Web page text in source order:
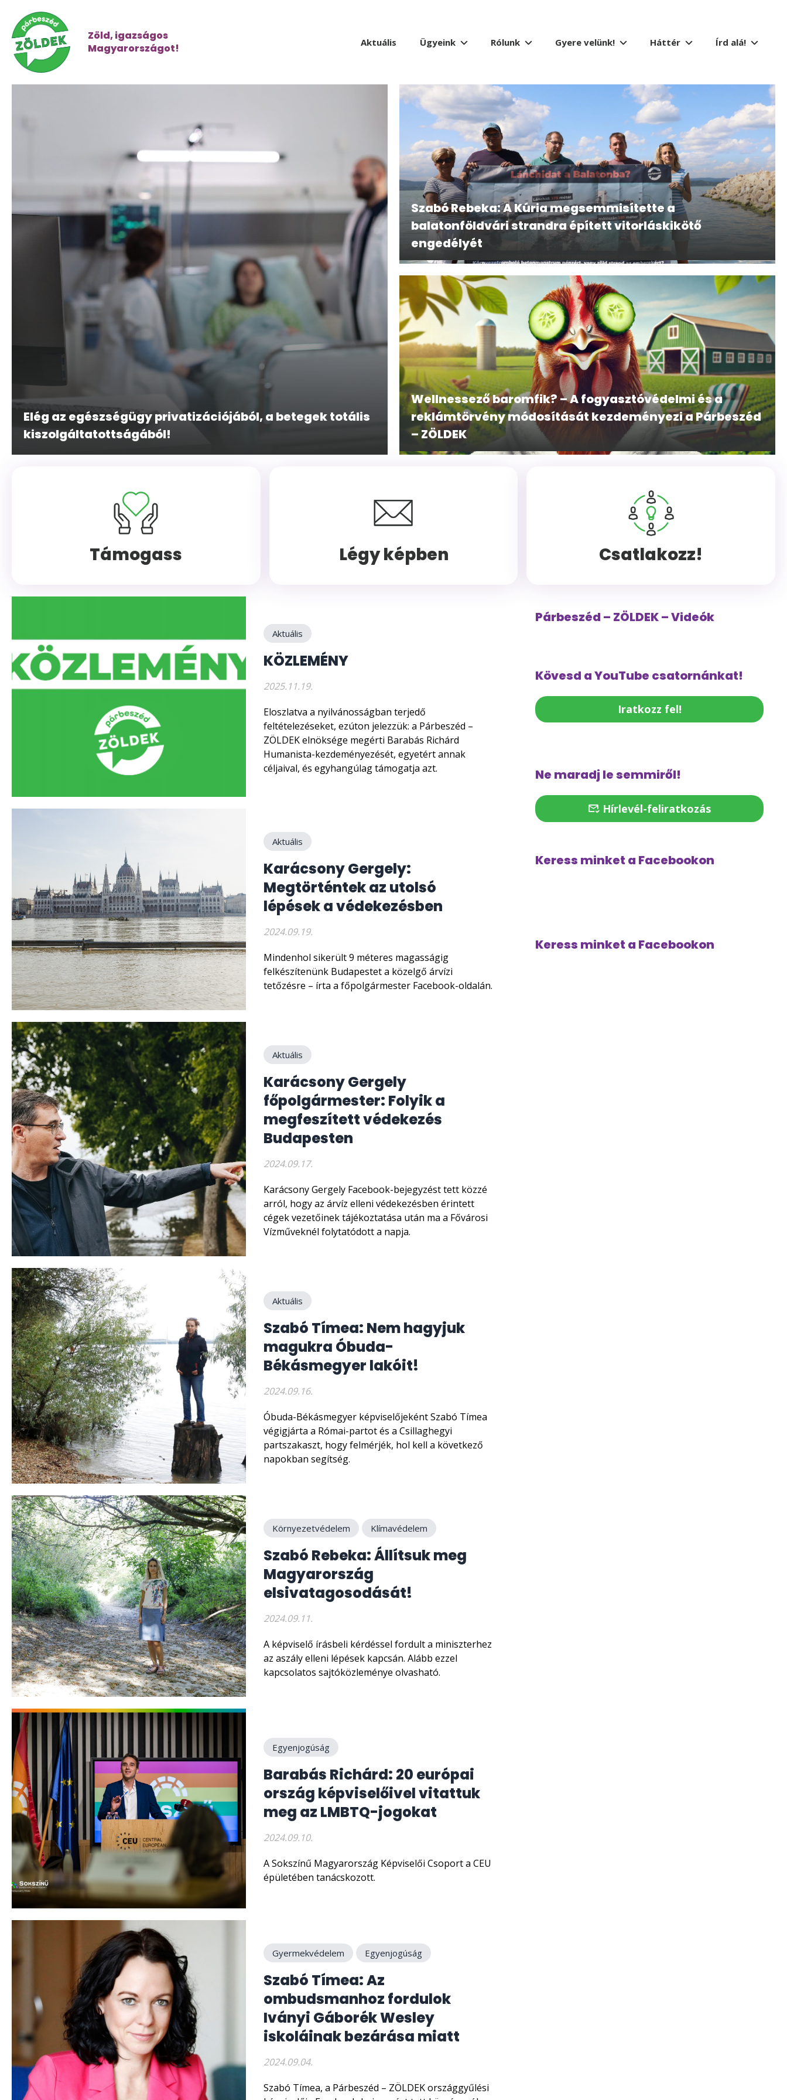
Zöld, igazságos
Magyarországot!
Aktuális Ügyeink Rólunk Gyere velünk! Háttér Írd alá!
Elég az egészségügy privatizációjából, a betegek totális
kiszolgáltatottságából!
Szabó Rebeka: A Kúria megsemmisítette a
balatonföldvári strandra épített vitorláskikötő
engedélyét
Wellnessező baromfik? – A fogyasztóvédelmi és a
reklámtörvény módosítását kezdeményezi a Párbeszéd
– ZÖLDEK
Támogass Légy képben Csatlakozz!
Aktuális
KÖZLEMÉNY
2025.11.19.
Eloszlatva a nyilvánosságban terjedő
feltételezéseket, ezúton jelezzük: a Párbeszéd –
ZÖLDEK elnöksége megérti Barabás Richárd
Humanista-kezdeményezését, egyetért annak
céljaival, és egyhangúlag támogatja azt.
Aktuális
Karácsony Gergely:
Megtörténtek az utolsó
lépések a védekezésben
2024.09.19.
Mindenhol sikerült 9 méteres magasságig
felkészítenünk Budapestet a közelgő árvízi
tetőzésre – írta a főpolgármester Facebook-oldalán.
Aktuális
Karácsony Gergely
főpolgármester: Folyik a
megfeszített védekezés
Budapesten
2024.09.17.
Karácsony Gergely Facebook-bejegyzést tett közzé
arról, hogy az árvíz elleni védekezésben érintett
cégek vezetőinek tájékoztatása után ma a Fővárosi
Vízműveknél folytatódott a napja.
Aktuális
Szabó Tímea: Nem hagyjuk
magukra Óbuda-
Békásmegyer lakóit!
2024.09.16.
Óbuda-Békásmegyer képviselőjeként Szabó Tímea
végigjárta a Római-partot és a Csillaghegyi
partszakaszt, hogy felmérjék, hol kell a következő
napokban segítség.
Környezetvédelem Klímavédelem
Szabó Rebeka: Állítsuk meg
Magyarország
elsivatagosodását!
2024.09.11.
A képviselő írásbeli kérdéssel fordult a miniszterhez
az aszály elleni lépések kapcsán. Alább ezzel
kapcsolatos sajtóközleménye olvasható.
Egyenjogúság
Barabás Richárd: 20 európai
ország képviselőivel vitattuk
meg az LMBTQ-jogokat
2024.09.10.
A Sokszínű Magyarország Képviselői Csoport a CEU
épületében tanácskozott.
Gyermekvédelem Egyenjogúság
Szabó Tímea: Az
ombudsmanhoz fordulok
Iványi Gáborék Wesley
iskoláinak bezárása miatt
2024.09.04.
Szabó Tímea, a Párbeszéd – ZÖLDEK országgyűlési
Párbeszéd – ZÖLDEK – Videók
Kövesd a YouTube csatornánkat!
Iratkozz fel!
Ne maradj le semmiről!
Hírlevél-feliratkozás
Keress minket a Facebookon
Keress minket a Facebookon